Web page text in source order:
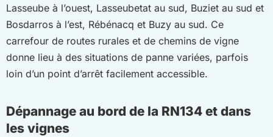
Lasseube à l’ouest, Lasseubetat au sud, Buziet au sud et
Bosdarros à l’est, Rébénacq et Buzy au sud. Ce
carrefour de routes rurales et de chemins de vigne
donne lieu à des situations de panne variées, parfois
loin d’un point d’arrêt facilement accessible.
Dépannage au bord de la RN134 et dans
les vignes